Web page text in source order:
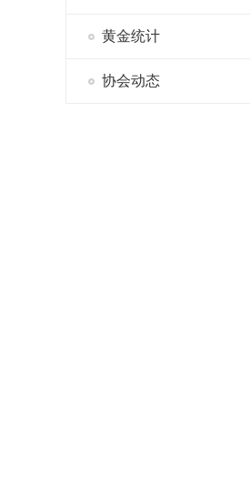
黄金统计
协会动态